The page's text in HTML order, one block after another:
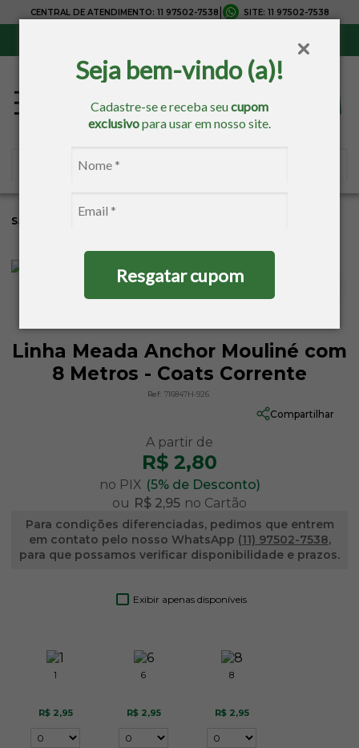
Seja bem-vindo (a)!
Cadastre-se e receba seucupom
exclusivopara usar em nosso site.
Resgatar cupom
CENTRAL DE ATENDIMENTO: 11 97502-7538 SITE: 11 97502-7538
Sacaria
Linha Meada Anchor Mouliné com
8 Metros - Coats Corrente
Ref: 716847H-926
Compartilhar
R$ 2,80
no PIX (5% de Desconto)
ou R$ 2,95 no Cartão
Para condições diferenciadas, pedimos que entrem
em contato pelo nosso WhatsApp (11) 97502-7538,
para que possamos verificar disponibilidade e prazos.
Exibir apenas disponíveis
1
R$ 2,95
6
R$ 2,95
8
R$ 2,95